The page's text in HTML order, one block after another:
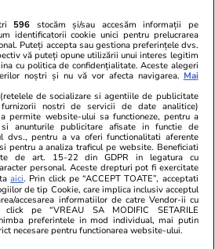
596 stocăm și/sau accesăm informații pe
identificatorii cookie unici pentru prelucrarea
Puteți accepta sau gestiona preferințele dvs.
vă puteți opune utilizării unui interes legitim
cu politica de confidențialitate. Aceste alegeri
noștri și nu vă vor afecta navigarea. Mai
de socializare si agentiile de publicitate
nostri de servicii de date analitice)
permite website-ului sa functioneze, pentru a
si anunturile publicitare afisate in functie de
dvs., pentru a va oferi functionalitati aferente
pentru a analiza traficul pe website. Beneficiati
de art. 15-22 din GDPR in legatura cu
personal. Aceste drepturi pot fi exercitate
aici. Prin click pe “ACCEPT TOATE”, acceptati
de tip Cookie, care implica inclusiv acceptul
accesarea informatiilor de catre Vendor-ii cu
pe “VREAU SA MODIFIC SETARILE
preferintele in mod individual, mai putin
necesare pentru functionarea website-ului.